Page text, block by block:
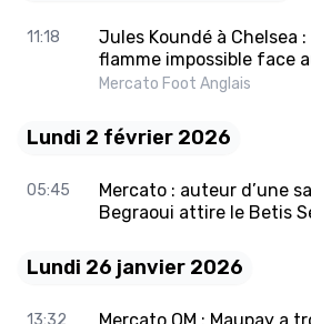
11:18
Jules Koundé à Chelsea
flamme impossible face
Mercato Foot Anglais
Lundi 2 février 2026
05:45
Mercato : auteur d’une
Begraoui attire le Betis
Lundi 26 janvier 2026
13:32